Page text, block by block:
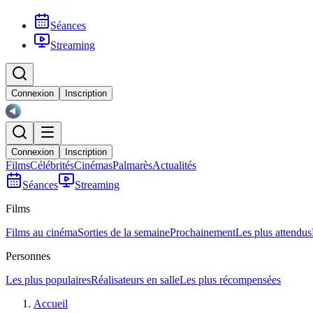
Séances
Streaming
Connexion Inscription
Connexion Inscription
FilmsCélébritésCinémasPalmarèsActualités
Séances
Streaming
Films
Films au cinémaSorties de la semaineProchainementLes plus attendus
Personnes
Les plus populairesRéalisateurs en salleLes plus récompensées
Accueil